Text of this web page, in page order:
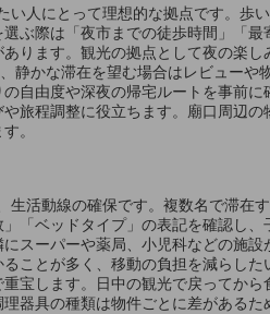
人にとって理想的な拠点です。歩
ぶ際は「夜市までの徒歩時間」「
ります。観光の拠点として夜の楽
かな滞在を望む場合はレビュー
自由度や深夜の帰宅ルートを事前
旅程調整に役立ちます。廟口周辺
。
活動線の確保です。複数名で滞在
「ベッドタイプ」の表記を確認し
スーパーや薬局、小児科などの施
ことが多く、移動の負担を減らし
宝します。日中の観光で戻ってか
器具の種類は物件ごとに差がある